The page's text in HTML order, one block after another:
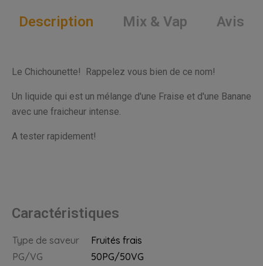
Description Mix & Vap Avis
Le Chichounette! Rappelez vous bien de ce nom!
Un liquide qui est un mélange d'une Fraise et d'une Banane
avec une fraicheur intense.
A tester rapidement!
Caractéristiques
Type de saveur
Fruités frais
PG/VG
50PG/50VG